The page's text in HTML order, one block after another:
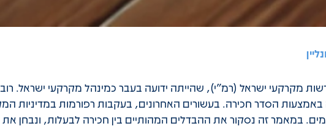
על ידי רשות מקרקעי ישראל (רמ"י), שהייתה ידועה בעבר כמינהל מקרקעי
הסדר חכירה. בעשורים האחרונים, בעקבות רפורמות במדיניות
במאמר זה נסקור את ההבדלים המהותיים בין חכירה לבעלות, ונבחן